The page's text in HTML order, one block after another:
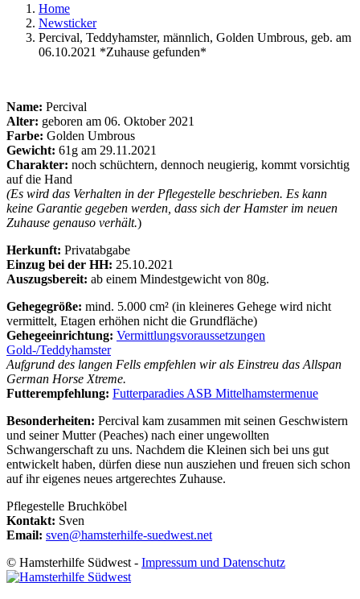
Home
Newsticker
Percival, Teddyhamster, männlich, Golden Umbrous, geb. am
06.10.2021 *Zuhause gefunden*
Name: Percival
Alter: geboren am 06. Oktober 2021
Farbe: Golden Umbrous
Gewicht: 61g am 29.11.2021
Charakter: noch schüchtern, dennoch neugierig, kommt vorsichtig
auf die Hand
(Es wird das Verhalten in der Pflegestelle beschrieben. Es kann
keine Garantie gegeben werden, dass sich der Hamster im neuen
Zuhause genauso verhält.)
Herkunft: Privatabgabe
Einzug bei der HH: 25.10.2021
Auszugsbereit: ab einem Mindestgewicht von 80g.
Gehegegröße: mind. 5.000 cm² (in kleineres Gehege wird nicht
vermittelt, Etagen erhöhen nicht die Grundfläche)
Gehegeeinrichtung: Vermittlungsvoraussetzungen
Gold-/Teddyhamster
Aufgrund des langen Fells empfehlen wir als Einstreu das Allspan
German Horse Xtreme.
Futterempfehlung: Futterparadies ASB Mittelhamstermenue
Besonderheiten: Percival kam zusammen mit seinen Geschwistern
und seiner Mutter (Peaches) nach einer ungewollten
Schwangerschaft zu uns. Nachdem die Kleinen sich bei uns gut
entwickelt haben, dürfen diese nun ausziehen und freuen sich schon
auf ihr eigenes neues artgerechtes Zuhause.
Pflegestelle Bruchköbel
Kontakt: Sven
Email: sven@hamsterhilfe-suedwest.net
© Hamsterhilfe Südwest - Impressum und Datenschutz